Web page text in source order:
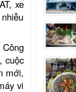
xe
cuộc
mới,
vi